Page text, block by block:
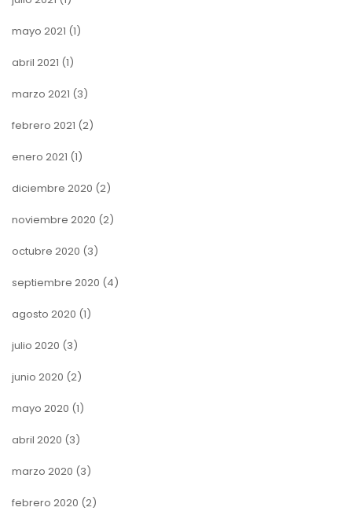
mayo 2021 (1)
abril 2021 (1)
marzo 2021 (3)
febrero 2021 (2)
enero 2021 (1)
diciembre 2020 (2)
noviembre 2020 (2)
octubre 2020 (3)
septiembre 2020 (4)
agosto 2020 (1)
julio 2020 (3)
junio 2020 (2)
mayo 2020 (1)
abril 2020 (3)
marzo 2020 (3)
febrero 2020 (2)